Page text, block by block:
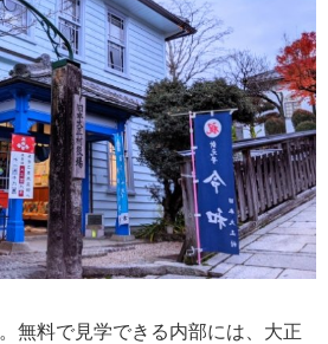
。無料で見学できる内部には、大正